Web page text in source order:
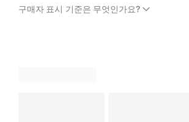
구매자 표시 기준은 무엇인가요?